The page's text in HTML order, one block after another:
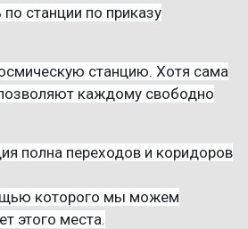
станции по приказу
станцию. Хотя сама
каждому свободно
полна переходов и коридоров
которого мы можем
этого места.